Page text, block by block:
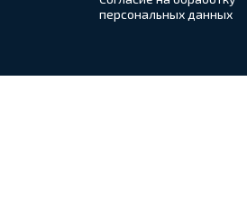
персональных данных